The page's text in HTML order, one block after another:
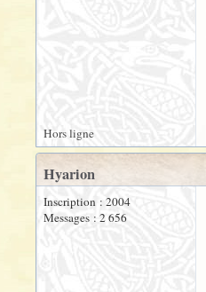
Hors ligne
Hyarion
Inscription : 2004
Messages : 2 656